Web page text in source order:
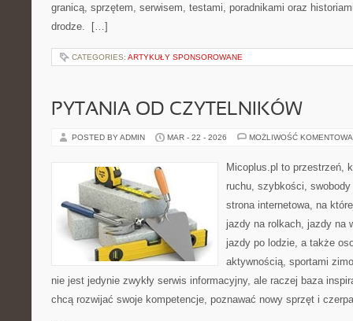
granicą, sprzętem, serwisem, testami, poradnikami oraz
drodze. […]
CATEGORIES: ARTYKUŁY SPONSOROWANE
PYTANIA OD CZYTELNIKÓW
POSTED BY ADMIN MAR - 22 - 2026 MOŻLIWOŚĆ
Micoplus.pl to przestrzeń,
ruchu, szybkości,
strona internetowa, na
jazdy na rolkach, jazdy na
jazdy po lodzie, a także
aktywnością, sportami
nie jest jedynie zwykły serwis informacyjny, ale raczej baza
chcą rozwijać swoje kompetencje, poznawać nowy sprzęt i